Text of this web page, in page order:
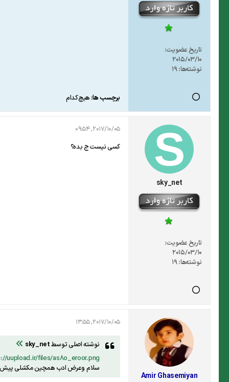
تاریخ عضویت:
2015/03/10
نوشته‌ها:19
برچسب ها: هیچ‌کدام
sky_net
تاریخ عضویت:
2015/03/10
نوشته‌ها:19
2017/10/05, 09:54
کسی نیست ج بده؟
Amir Ghasemiyan
2017/10/05, 13:55
نوشته اصلی توسطsky_net
uupload.ir/files/as8o_eroor.png
سلام وعرض ادب همچین مکشلی پیش